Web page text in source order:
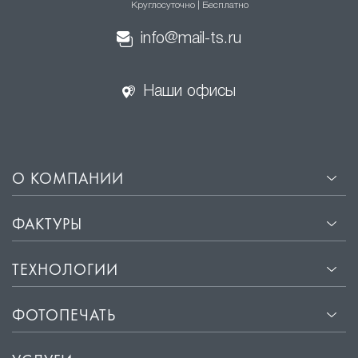
Скрытие недостатков основного потолка. Резные потолки
Долговечность. Резные
изготавливаются из высококачественных материалов,
которые не подвержены воздействию влаги и пыли. Это
обеспечивает сохранение первоначального вида на
Простота установки. Процесс монтажа резных натяжных
Круглосуточно | Бесплатно
info@mail-ts.ru
Наши офисы
О КОМПАНИИ
ФАКТУРЫ
ТЕХНОЛОГИИ
ФОТОПЕЧАТЬ